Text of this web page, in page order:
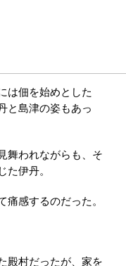
は佃を始めとした
と島津の姿もあっ
舞われながらも、そ
た伊丹。
痛感するのだった。
殿村だったが、家を